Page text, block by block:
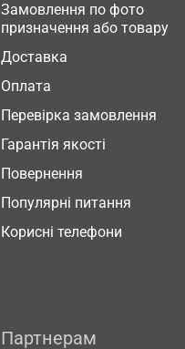
Замовлення по фото
призначення або товару
Доставка
Оплата
Перевірка замовлення
Гарантія якості
Повернення
Популярні питання
Корисні телефони
Партнерам